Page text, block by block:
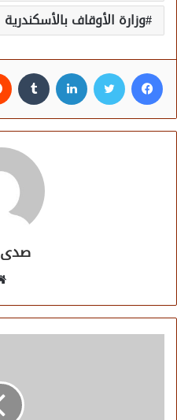
وزارة الأوقاف بالأسكندرية
فيسبوك تويتر لينكدإن